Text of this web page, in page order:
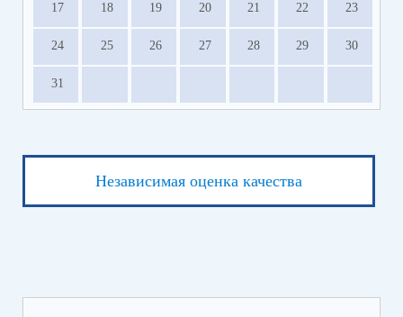
17 18 19 20 21 22 23
24 25 26 27 28 29 30
31
Независимая оценка качества